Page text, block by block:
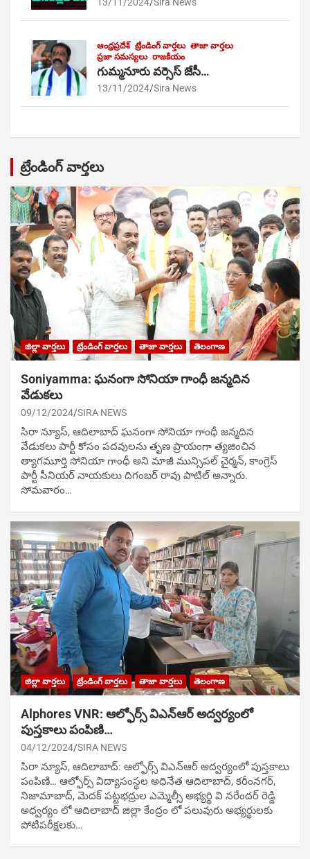
ఆంధ్రప్రదేశ్ ట్రేండింగ్ వార్తలు తాజా వార్తలు
ప్రజా సమస్యలు రాజకీయం
గుమ్మనూరు వర్సెస్ జేసీ…
13/11/2024 Sira News
ట్రేండింగ్ వార్తలు
జిల్లా వార్తలు ట్రేండింగ్ వార్తలు తాజా వార్తలు తెలంగాణ
Soniyamma: ఘ‌నంగా సోనియా గాంధీ జ‌న్మ‌దిన
వేడుక‌లు
09/12/2024 SIRA NEWS
సిరా న్యూస్, ఆదిలాబాద్ ఘ‌నంగా సోనియా గాంధీ జ‌న్మ‌దిన
వేడుక‌లు పార్టీ కోసం ప‌ద‌వుల‌ను తృణ ప్రాయంగా త్య‌జించిన
త్యాగమూర్తి సోనియా గాంధీ అని మాజీ మున్సిప‌ల్ చైర్మ‌న్, కాంగ్రెస్
పార్టీ సీనియ‌ర్ నాయ‌కులు దిగంబ‌ర్ రావు పాటిల్ అన్నారు.
సోమవారం…
జిల్లా వార్తలు ట్రేండింగ్ వార్తలు తాజా వార్తలు తెలంగాణ
Alphores VNR: ఆల్ఫోర్స్ విఎన్ఆర్ అద్వర్యంలో
పుస్తకాలు పంపిణి…
04/12/2024 SIRA NEWS
సిరా న్యూస్, ఆదిలాబాద్: ఆల్ఫోర్స్ విఎన్ఆర్ అద్వర్యంలో పుస్తకాలు
పంపిణి… ఆల్ఫోర్స్ విద్యాసంస్థల అధినేత ఆదిలాబాద్, కరీంనగర్,
నిజామాబాద్, మెదక్ పట్టభద్రుల ఎమ్మెల్సీ అభ్యర్థి వి నరేందర్ రెడ్డి
అధ్వర్యం లో ఆదిలాబాద్ జిల్లా కేంద్రం లో పలువురు అభ్యర్థులకు
పోటిప‌రీక్ష‌ల‌కు…